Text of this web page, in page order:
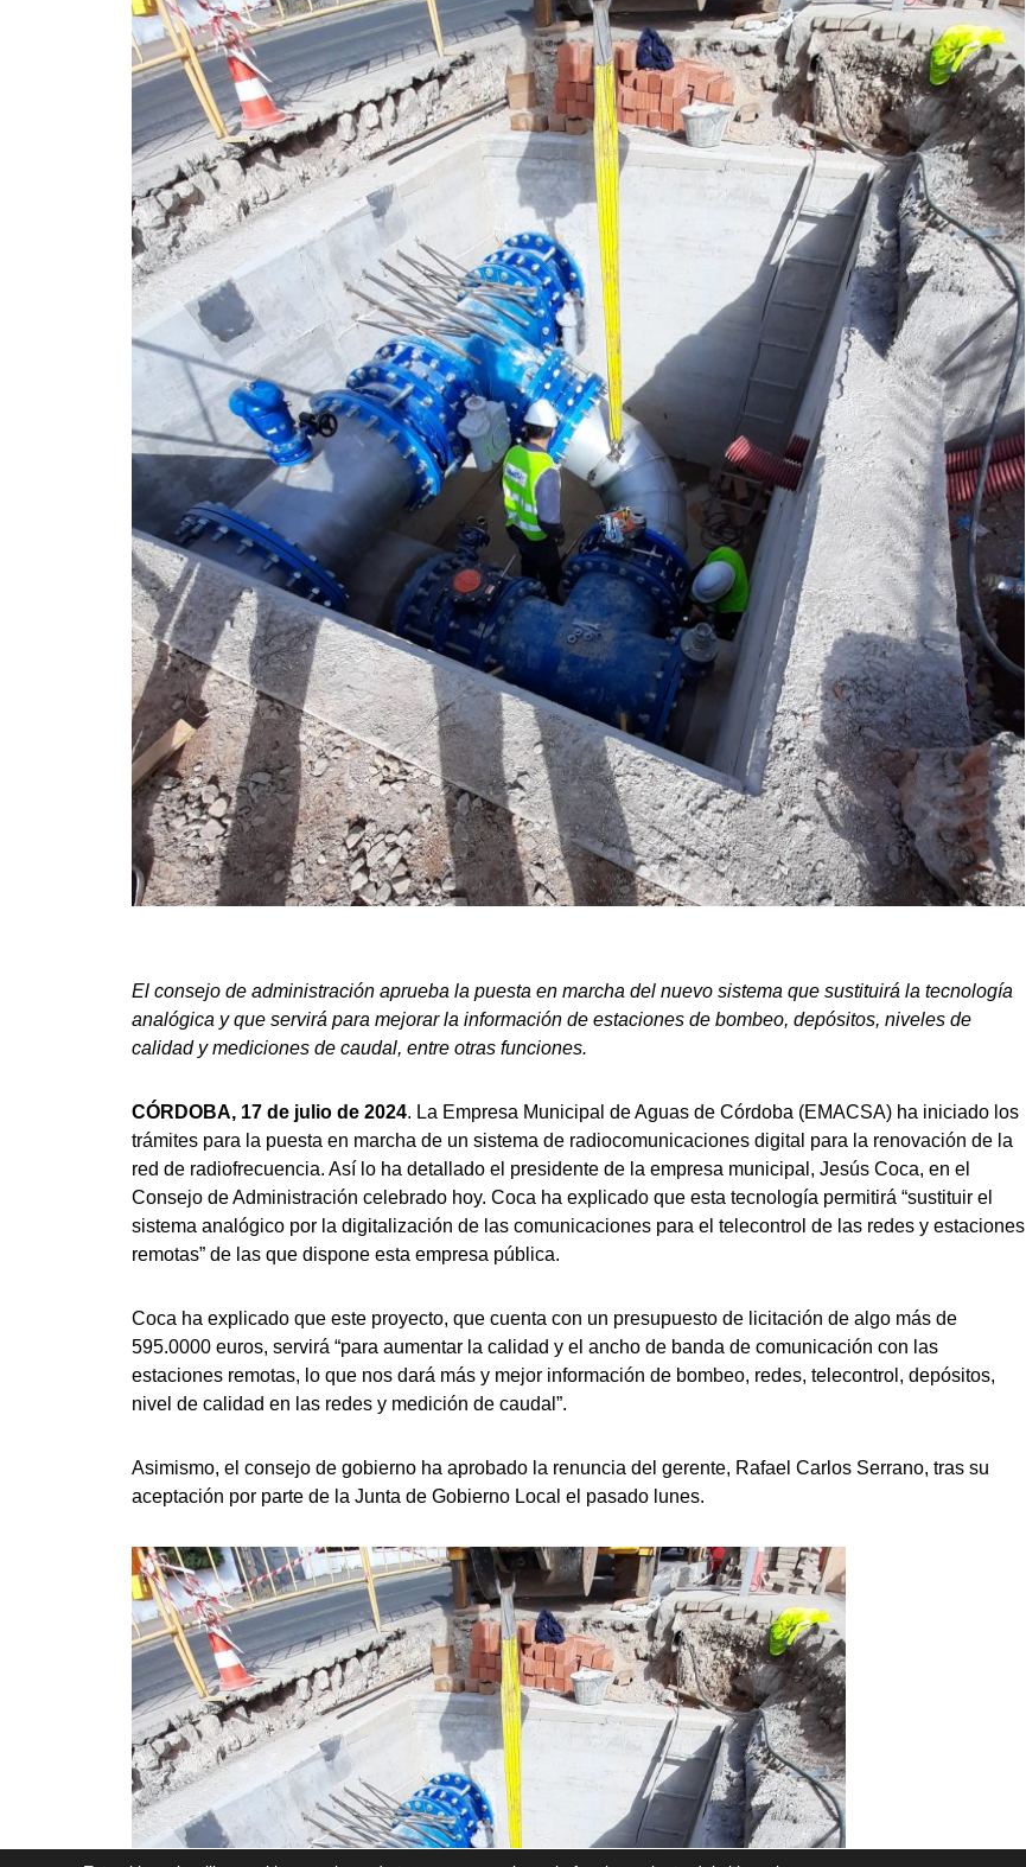
El consejo de administración aprueba la puesta en marcha del nuevo sistema que sustituirá la tecnología
analógica y que servirá para mejorar la información de estaciones de bombeo, depósitos, niveles de
calidad y mediciones de caudal, entre otras funciones.
CÓRDOBA, 17 de julio de 2024. La Empresa Municipal de Aguas de Córdoba (EMACSA) ha iniciado los
trámites para la puesta en marcha de un sistema de radiocomunicaciones digital para la renovación de la
red de radiofrecuencia. Así lo ha detallado el presidente de la empresa municipal, Jesús Coca, en el
Consejo de Administración celebrado hoy. Coca ha explicado que esta tecnología permitirá “sustituir el
sistema analógico por la digitalización de las comunicaciones para el telecontrol de las redes y estaciones
remotas” de las que dispone esta empresa pública.
Coca ha explicado que este proyecto, que cuenta con un presupuesto de licitación de algo más de
595.0000 euros, servirá “para aumentar la calidad y el ancho de banda de comunicación con las
estaciones remotas, lo que nos dará más y mejor información de bombeo, redes, telecontrol, depósitos,
nivel de calidad en las redes y medición de caudal”.
Asimismo, el consejo de gobierno ha aprobado la renuncia del gerente, Rafael Carlos Serrano, tras su
aceptación por parte de la Junta de Gobierno Local el pasado lunes.